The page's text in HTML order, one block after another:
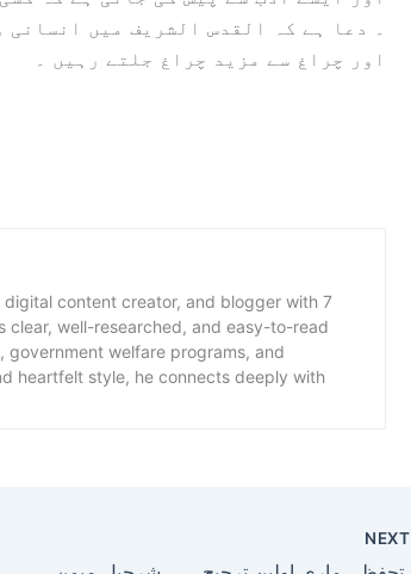
۔ دعا ہے کہ القدس الشریف میں
اور چراغ سے مزید چراغ جلتے رہیں ۔
digital content creator, and blogger with 7
clear, well-researched, and easy-to-read
government welfare programs, and
heartfelt style, he connects deeply with
NEXT